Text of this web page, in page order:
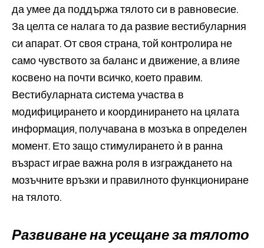
да умее да поддържа тялото си в равновесие.
За целта се налага то да развие вестибуларния
си апарат. От своя страна, той контролира не
само чувството за баланс и движение, а влияе
косвено на почти всичко, което правим.
Вестибуларната система участва в
модифицирането и координирането на цялата
информация, получавана в мозъка в определен
момент. Ето защо стимулирането ѝ в ранна
възраст играе важна роля в изграждането на
мозъчните връзки и правилното функциониране
на тялото.
Развиване на усещане за тялото